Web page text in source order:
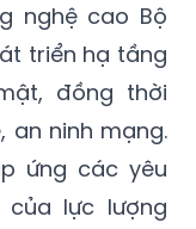
nghệ cao Bộ
triển hạ tầng
đồng thời
an ninh mạng.
ứng các yêu
lực lượng